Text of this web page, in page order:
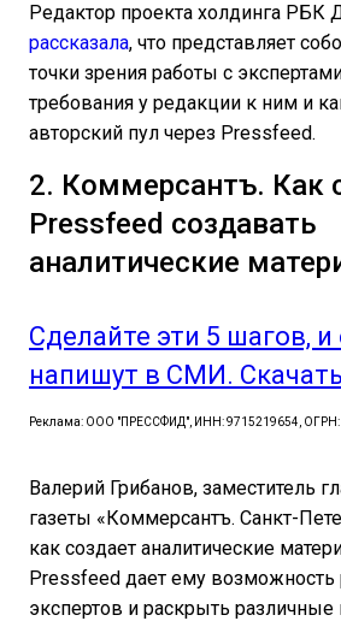
Редактор проекта холдинга РБК
рассказала, что представляет
точки зрения работы с
требования у редакции к ним и
авторский пул через Pressfeed.
2. Коммерсантъ.
Pressfeed создавать
аналитические
Сделайте эти 5 шагов, и
напишут в СМИ.
Реклама: ООО "ПРЕССФИД", ИНН: 9715219654, ОГРН:
Валерий Грибанов, заместитель
газеты «Коммерсантъ. Санкт-
как создает аналитические
Pressfeed дает ему возможность
экспертов и раскрыть